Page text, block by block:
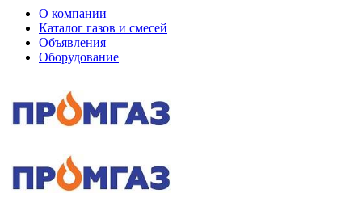
О компании
Каталог газов и смесей
Объявления
Оборудование